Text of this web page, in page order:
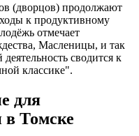
(дворцов) продолжают
к продуктивному
отмечает
Масленицы, и так
сводится к
классике".
для
в Томске